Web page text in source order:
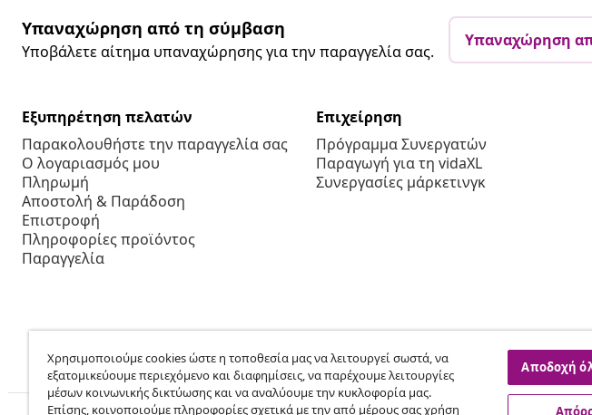
Υπαναχώρηση από τη σύμβαση
Υποβάλετε αίτημα υπαναχώρησης για την παραγγελία σας.
Υπαναχώρηση
Εξυπηρέτηση πελατών
Παρακολουθήστε την παραγγελία σας
Ο λογαριασμός μου
Πληρωμή
Αποστολή & Παράδοση
Επιστροφή
Πληροφορίες προϊόντος
Παραγγελία
Επιχείρηση
Πρόγραμμα Συνεργατών
Παραγωγή για τη vidaXL
Συνεργασίες μάρκετινγκ
Χρησιμοποιούμε cookies ώστε η τοποθεσία μας να λειτουργεί σωστά, να
εξατομικεύουμε περιεχόμενο και διαφημίσεις, να παρέχουμε λειτουργίες
μέσων κοινωνικής δικτύωσης και να αναλύουμε την κυκλοφορία μας.
Επίσης, κοινοποιούμε πληροφορίες σχετικά με την από μέρους σας χρήση
Αποδοχή